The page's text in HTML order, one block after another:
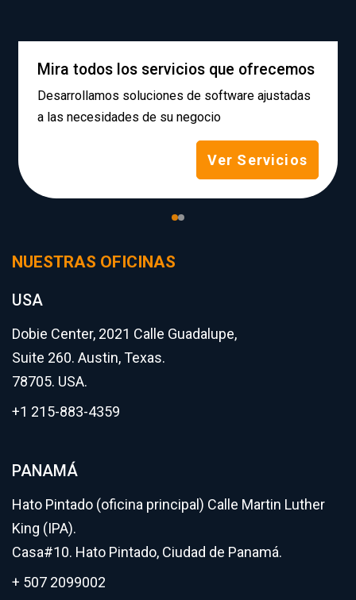
Mira todos los servicios que ofrecemos
Desarrollamos soluciones de software ajustadas
a las necesidades de su negocio
Ver Servicios
NUESTRAS OFICINAS
USA
Dobie Center, 2021 Calle Guadalupe,
Suite 260. Austin, Texas.
78705. USA.
+1 215-883-4359
PANAMÁ
Hato Pintado (oficina principal) Calle Martin Luther
King (IPA).
Casa#10. Hato Pintado, Ciudad de Panamá.
+ 507 2099002